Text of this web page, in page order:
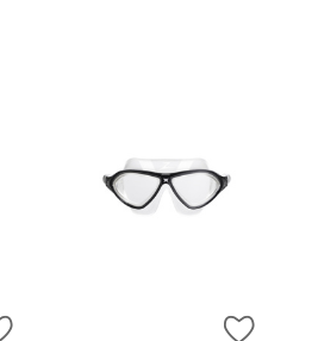
ZUR WUNSCHLISTE HINZUFÜGEN
ZUR